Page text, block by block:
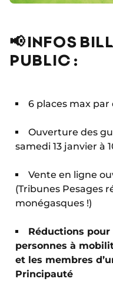
📢 INFOS
PUBLIC :
6 places max
Ouverture des
samedi 13 janvier à
Vente en ligne
(Tribunes Pesages
monégasques !)
Réductions pour
personnes à
et les membres
Principauté